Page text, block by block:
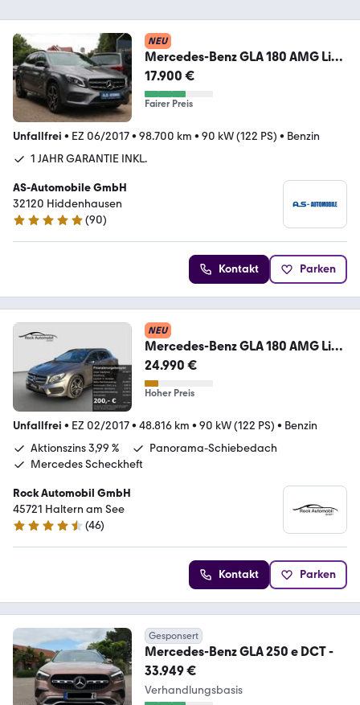
NEU
Mercedes-Benz GLA 180 AMG Line
*2.HAND/LED/PANO/RFK/PDC/AH
K*
17.900 €
Fairer Preis
Unfallfrei • EZ 06/2017• 98.700 km • 90 kW (122 PS) • Benzin
1 JAHR GARANTIE INKL.
AS-Automobile GmbH
32120 Hiddenhausen
4.8 Sterne
(90)
Kontakt Parken
NEU
Mercedes-Benz GLA 180 AMG Line
7G *Garantie*
24.990 €
Hoher Preis
Unfallfrei • EZ 02/2017• 48.816 km • 90 kW (122 PS) • Benzin
Aktionszins 3,99 %
Panorama-Schiebedach
Mercedes Scheckheft
Rock Automobil GmbH
45721 Haltern am See
4.7 Sterne
(46)
Kontakt Parken
Gesponsert
Mercedes-Benz GLA 250 e DCT -
33.949 €
Verhandlungsbasis